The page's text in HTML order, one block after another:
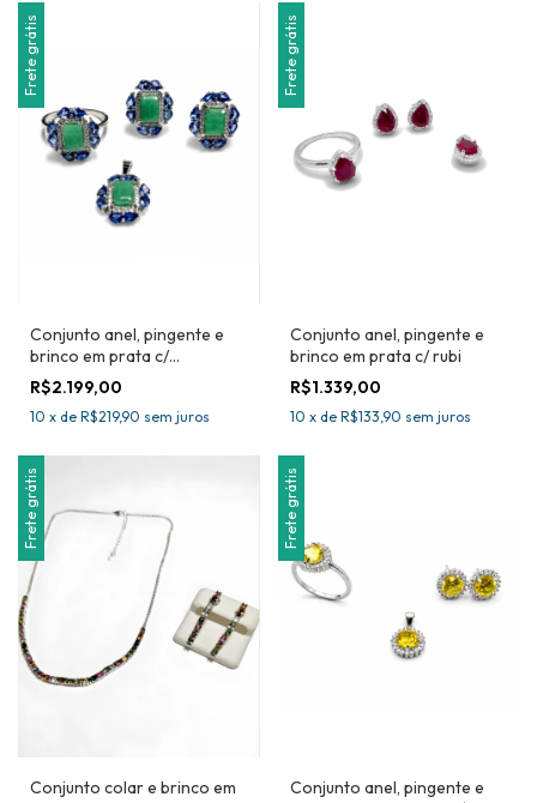
Frete grátis
Conjunto anel, pingente e
brinco em prata c/
esmeralda e tanzanita
R$2.199,00
10 x de R$219,90 sem juros
Frete grátis
Conjunto anel, pingente e
brinco em prata c/ rubi
R$1.339,00
10 x de R$133,90 sem juros
Frete grátis
Conjunto colar e brinco em
Frete grátis
Conjunto anel, pingente e